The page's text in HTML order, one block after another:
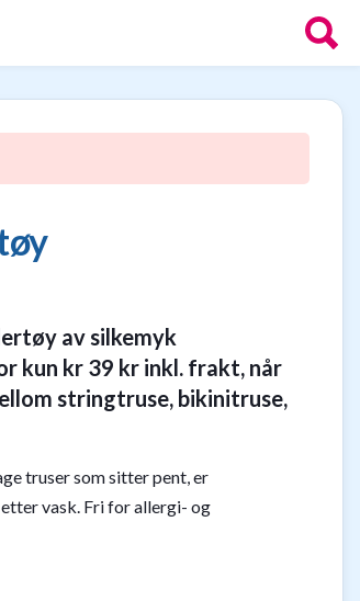
av silkemyk
kun kr 39 kr inkl. frakt, når
stringtruse, bikinitruse,
truser som sitter pent, er
vask. Fri for allergi- og